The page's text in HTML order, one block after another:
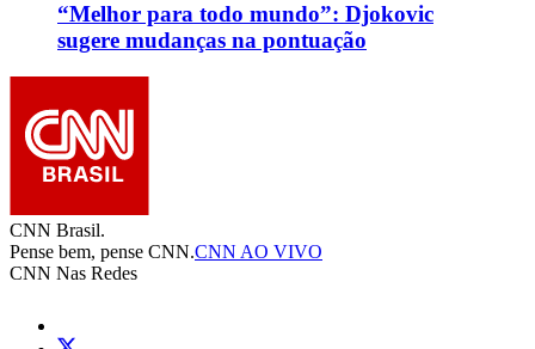
“Melhor para todo mundo”: Djokovic
sugere mudanças na pontuação
CNN Brasil.
Pense bem, pense CNN.CNN AO VIVO
CNN Nas Redes